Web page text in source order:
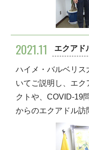
2021.11 エクアド
ハイメ・バルベリス
いてご説明し、エク
クトや、COVID-19
からのエクアドル訪